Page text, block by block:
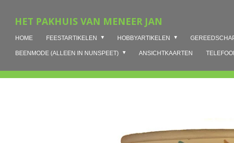
direct
hoofdinhoud
HET PAKHUIS VAN MENEER JAN
HOME FEESTARTIKELEN HOBBYARTIKELEN
BEENMODE (ALLEEN IN NUNSPEET) ANSICHTKAARTEN